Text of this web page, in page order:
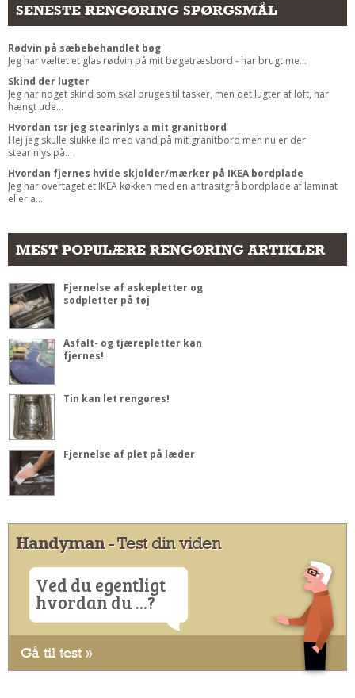
SENESTE RENGØRING SPØRGSMÅL
Rødvin på sæbebehandlet bøg
Jeg har væltet et glas rødvin på mit bøgetræsbord - har brugt me...
Skind der lugter
Jeg har noget skind som skal bruges til tasker, men det lugter af loft, har
hængt ude...
Hvordan tsr jeg stearinlys a mit granitbord
Hej jeg skulle slukke ild med vand på mit granitbord men nu er der
stearinlys på...
Hvordan fjernes hvide skjolder/mærker på IKEA bordplade
Jeg har overtaget et IKEA køkken med en antrasitgrå bordplade af laminat
eller a...
MEST POPULÆRE RENGØRING ARTIKLER
Fjernelse af askepletter og
sodpletter på tøj
Asfalt- og tjærepletter kan
fjernes!
Tin kan let rengøres!
Fjernelse af plet på læder
Handyman- Test din viden
Ved du egentligt
hvordan du ...?
Gå til test »